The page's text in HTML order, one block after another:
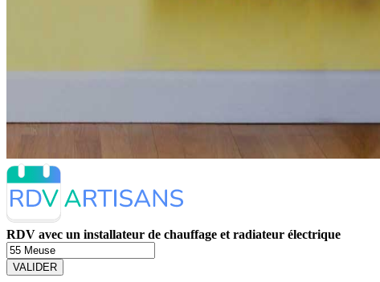
RDV avec un installateur de chauffage et radiateur électrique
VALIDER